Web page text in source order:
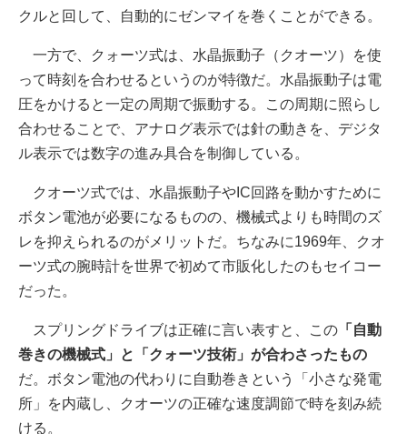
クルと回して、自動的にゼンマイを巻くことができる。
一方で、クォーツ式は、水晶振動子（クオーツ）を使
って時刻を合わせるというのが特徴だ。水晶振動子は電
圧をかけると一定の周期で振動する。この周期に照らし
合わせることで、アナログ表示では針の動きを、デジタ
ル表示では数字の進み具合を制御している。
クオーツ式では、水晶振動子やIC回路を動かすために
ボタン電池が必要になるものの、機械式よりも時間のズ
レを抑えられるのがメリットだ。ちなみに1969年、クオ
ーツ式の腕時計を世界で初めて市販化したのもセイコー
だった。
スプリングドライブは正確に言い表すと、この 「自動
巻きの機械式」と「クォーツ技術」が合わさったもの
だ。ボタン電池の代わりに自動巻きという「小さな発電
所」を内蔵し、クオーツの正確な速度調節で時を刻み続
ける。